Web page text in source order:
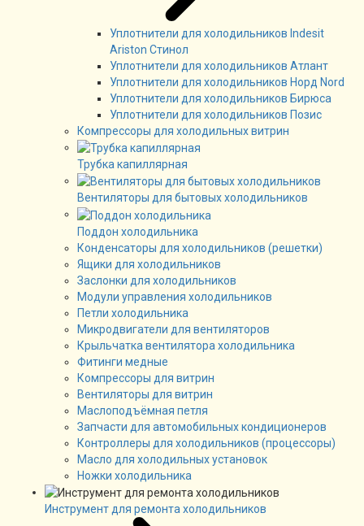
Уплотнители для холодильников Indesit
Ariston Стинол
Уплотнители для холодильников Атлант
Уплотнители для холодильников Норд Nord
Уплотнители для холодильников Бирюса
Уплотнители для холодильников Позис
Компрессоры для холодильных витрин
Трубка капиллярная
Вентиляторы для бытовых холодильников
Поддон холодильника
Конденсаторы для холодильников (решетки)
Ящики для холодильников
Заслонки для холодильников
Модули управления холодильников
Петли холодильника
Микродвигатели для вентиляторов
Крыльчатка вентилятора холодильника
Фитинги медные
Компрессоры для витрин
Вентиляторы для витрин
Маслоподъёмная петля
Запчасти для автомобильных кондиционеров
Контроллеры для холодильников (процессоры)
Масло для холодильных установок
Ножки холодильника
Инструмент для ремонта холодильников